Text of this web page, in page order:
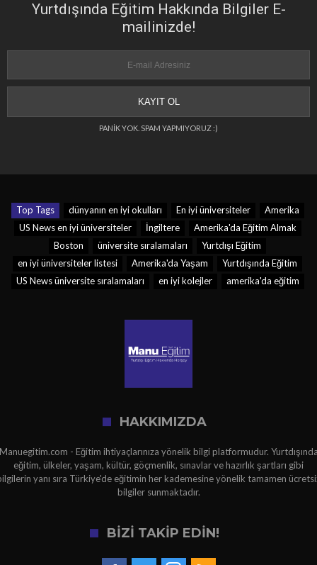
Yurtdışında Eğitim Hakkında Bilgiler E-
mailinizde!
PANİK YOK. SPAM YAPMIYORUZ :)
Top Tags dünyanın en iyi okulları En iyi üniversiteler
Amerika
US News en iyi üniversiteler
İngiltere
Amerika'da Eğitim Almak
Boston
üniversite sıralamaları
Yurtdışı Eğitim
en iyi üniversiteler listesi
Amerika'da Yaşam
Yurtdışında Eğitim
US News üniversite sıralamaları
en iyi kolejler amerika'da eğitim
HAKKIMIZDA
- Eğitim ihtiyaçlarınıza yönelik bilgi platformudur.
eğitim, ülkeler, yaşam, kültür, göçmenlik, sınavlar ve hazırlık şartları gibi
yanı sıra Türkiye'de eğitimin her kademesine yönelik tamamen
bilgiler sunmaktadır.
BİZİ TAKİP EDİN!